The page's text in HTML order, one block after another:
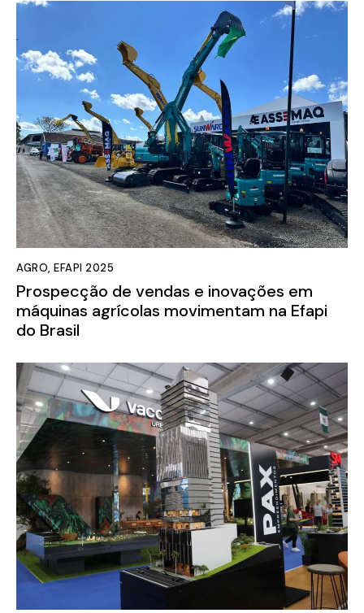
AGRO, EFAPI 2025
Prospecção de vendas e inovações em
máquinas agrícolas movimentam na Efapi
do Brasil